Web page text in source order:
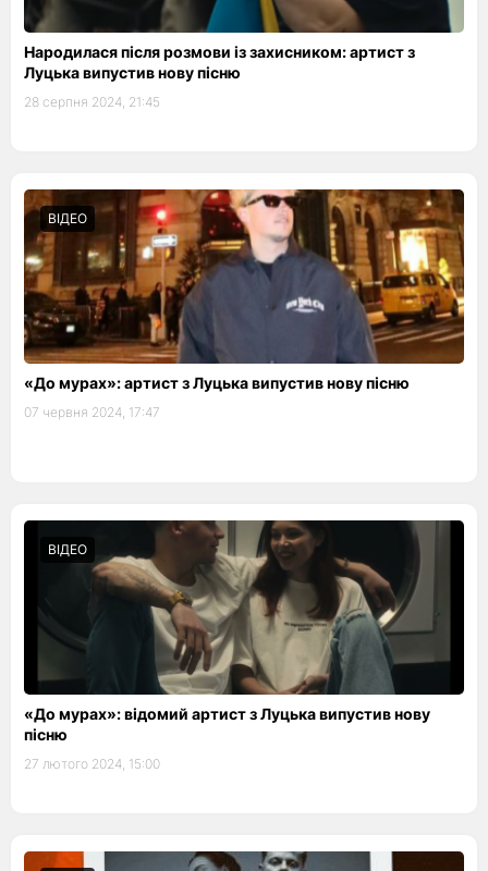
Народилася після розмови із захисником: артист з
Луцька випустив нову пісню
28 серпня 2024, 21:45
ВІДЕО
«До мурах»: артист з Луцька випустив нову пісню
07 червня 2024, 17:47
ВІДЕО
«До мурах»: відомий артист з Луцька випустив нову
пісню
27 лютого 2024, 15:00